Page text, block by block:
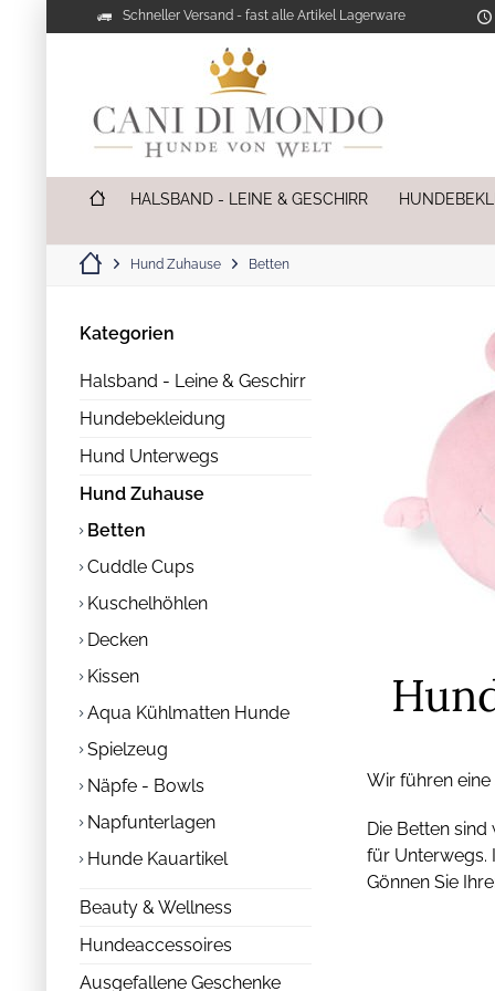
Schneller Versand - fast alle Artikel Lagerware
HALSBAND - LEINE & GESCHIRR
Hund Zuhause Betten
Kategorien
Halsband - Leine & Geschirr
Hundebekleidung
Hund Unterwegs
Hund Zuhause
Betten
Cuddle Cups
Kuschelhöhlen
Decken
Kissen
Aqua Kühlmatten Hunde
Spielzeug
Näpfe - Bowls
Napfunterlagen
Hunde Kauartikel
Beauty & Wellness
Hundeaccessoires
Ausgefallene Geschenke
Wir führen
Die Betten
für Unterwegs.
Gönnen Sie